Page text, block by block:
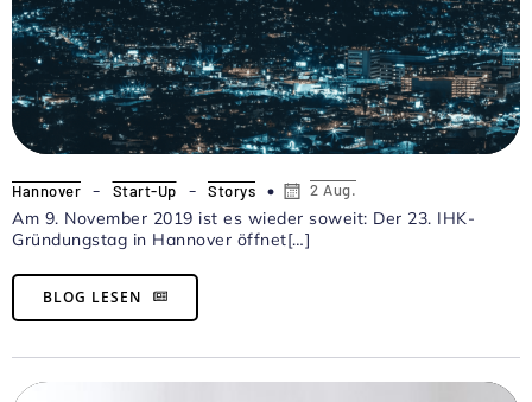
Hannover - Start-Up - Storys 2 Aug.
Am 9. November 2019 ist es wieder soweit: Der 23. IHK-
Gründungstag in Hannover öffnet[…]
BLOG LESEN